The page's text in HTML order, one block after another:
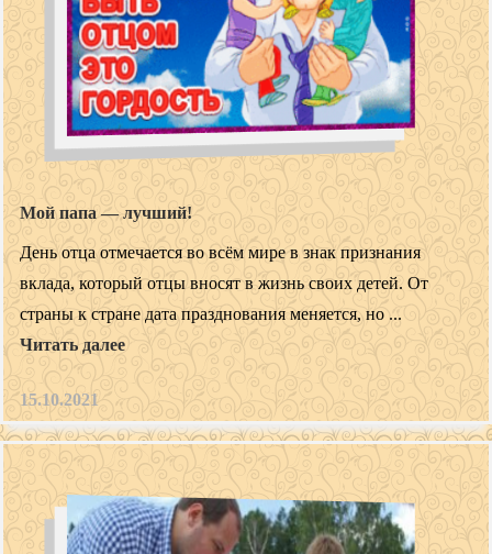
Мой папа — лучший!
День отца отмечается во всём мире в знак признания
вклада, который отцы вносят в жизнь своих детей. От
страны к стране дата празднования меняется, но ...
Читать далее
15.10.2021